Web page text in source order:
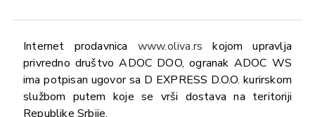
Internet prodavnica www.oliva.rs kojom upravlja
privredno društvo ADOC DOO, ogranak ADOC WS
ima potpisan ugovor sa D EXPRESS D.O.O. kurirskom
službom putem koje se vrši dostava na teritoriji
Republike Srbije.